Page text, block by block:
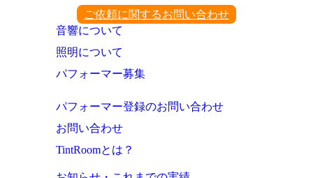
ご依頼に関するお問い合わせ
音響について
照明について
パフォーマー募集
パフォーマー登録のお問い合わせ
お問い合わせ
TintRoomとは？